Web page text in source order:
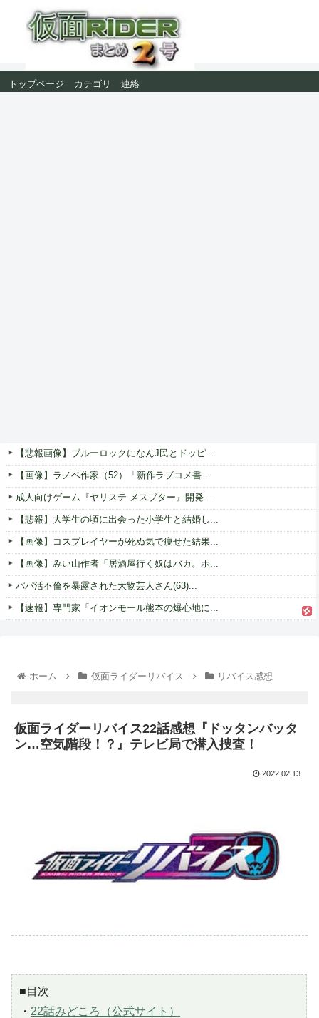
トップページ カテゴリ 連絡
【悲報画像】ブルーロックになんJ民とドッピ...
【画像】ラノベ作家（52）「新作ラブコメ書...
成人向けゲーム『ヤリステ メスブター』開発...
【悲報】大学生の頃に出会った小学生と結婚し...
【画像】コスプレイヤーが死ぬ気で痩せた結果...
【画像】みい山作者「居酒屋行く奴はバカ。ホ...
パパ活不倫を暴露された大物芸人さん(63)...
【速報】専門家「イオンモール熊本の爆心地に...
ホーム 仮面ライダーリバイス リバイス感想
仮面ライダーリバイス22話感想『ドッタンバッタ
ン…空気階段！？』テレビ局で潜入捜査！
2022.02.13
■目次
・ 22話みどころ（公式サイト）